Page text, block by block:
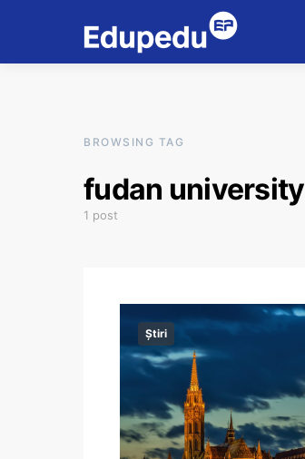
BROWSING TAG
fudan university
1 post
Știri